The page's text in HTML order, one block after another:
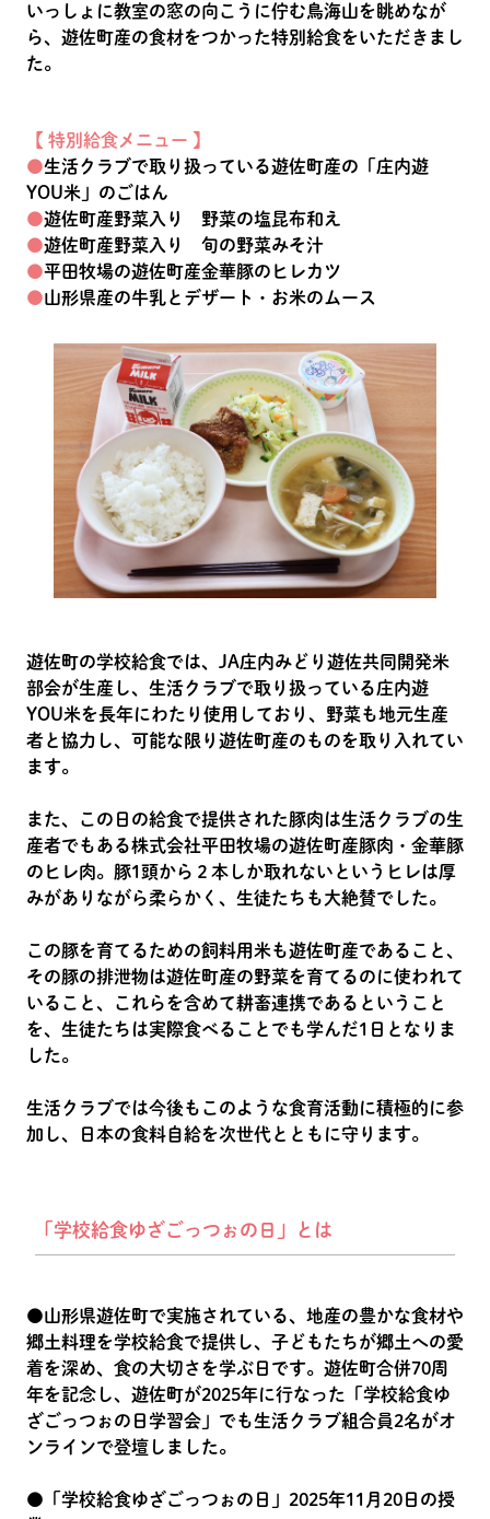
いっしょに教室の窓の向こうに佇む鳥海山を眺めなが
ら、遊佐町産の食材をつかった特別給食をいただきまし
た。
【 特別給食メニュー 】
●生活クラブで取り扱っている遊佐町産の「庄内遊
YOU米」のごはん
●遊佐町産野菜入り 野菜の塩昆布和え
●遊佐町産野菜入り 旬の野菜みそ汁
●平田牧場の遊佐町産金華豚のヒレカツ
●山形県産の牛乳とデザート・お米のムース
遊佐町の学校給食では、JA庄内みどり遊佐共同開発米
部会が生産し、生活クラブで取り扱っている庄内遊
YOU米を長年にわたり使用しており、野菜も地元生産
者と協力し、可能な限り遊佐町産のものを取り入れてい
ます。
また、この日の給食で提供された豚肉は生活クラブの生
産者でもある株式会社平田牧場の遊佐町産豚肉・金華豚
のヒレ肉。豚1頭から２本しか取れないというヒレは厚
みがありながら柔らかく、生徒たちも大絶賛でした。
この豚を育てるための飼料用米も遊佐町産であること、
その豚の排泄物は遊佐町産の野菜を育てるのに使われて
いること、これらを含めて耕畜連携であるということ
を、生徒たちは実際食べることでも学んだ1日となりま
した。
生活クラブでは今後もこのような食育活動に積極的に参
加し、日本の食料自給を次世代とともに守ります。
「学校給食ゆざごっつぉの日」とは
●山形県遊佐町で実施されている、地産の豊かな食材や
郷土料理を学校給食で提供し、子どもたちが郷土への愛
着を深め、食の大切さを学ぶ日です。遊佐町合併70周
年を記念し、遊佐町が2025年に行なった「学校給食ゆ
ざごっつぉの日学習会」でも生活クラブ組合員2名がオ
ンラインで登壇しました。
●「学校給食ゆざごっつぉの日」2025年11月20日の授